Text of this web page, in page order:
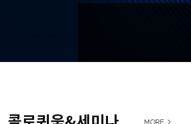
MORE >